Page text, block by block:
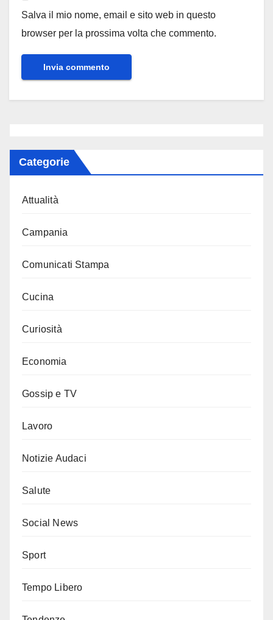
Salva il mio nome, email e sito web in questo
browser per la prossima volta che commento.
Categorie
Attualità
Campania
Comunicati Stampa
Cucina
Curiosità
Economia
Gossip e TV
Lavoro
Notizie Audaci
Salute
Social News
Sport
Tempo Libero